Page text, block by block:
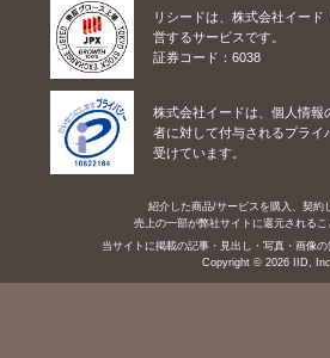
リシードは、株式会社イー
営するサービスです。
証券コード：6038
株式会社イードは、個人情報
者に対して付与されるプライ
受けています。
紹介した商品/サービスを購入、契約
売上の一部が弊社サイトに還元されるこ
当サイトに掲載の記事・見出し・写真・画像の
Copyright © 2026 IID,